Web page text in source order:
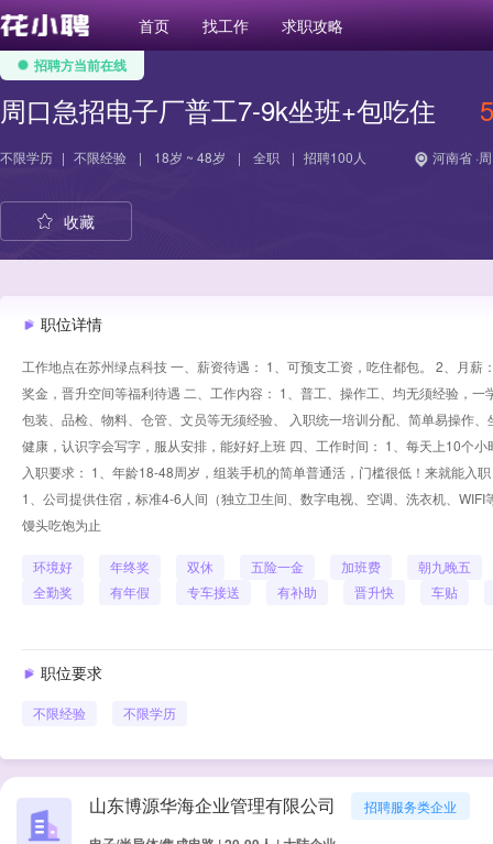
首页 找工作 求职攻略
招聘方当前在线
周口急招电子厂普工7-9k坐班+包吃住
不限学历 | 不限经验 | 18岁 ~ 48岁 | 全职 | 招聘100人 河南省 ·
收藏
职位详情
工作地点在苏州绿点科技 一、薪资待遇： 1、可预支工资，吃住都包。 2、月
奖金，晋升空间等福利待遇 二、工作内容： 1、普工、操作工、均无须经验，
包装、品检、物料、仓管、文员等无须经验、 入职统一培训分配、简单易操作
健康，认识字会写字，服从安排，能好好上班 四、工作时间： 1、每天上10个
入职要求： 1、年龄18-48周岁，组装手机的简单普通活，门槛很低！来就能入
1、公司提供住宿，标准4-6人间（独立卫生间、数字电视、空调、洗衣机、
馒头吃饱为止
环境好 年终奖 双休 五险一金 加班费
朝九晚五
全勤奖
有年假 专车接送 有补助 晋升快 车贴
职位要求
不限经验 不限学历
山东博源华海企业管理有限公司 招聘服务类企业